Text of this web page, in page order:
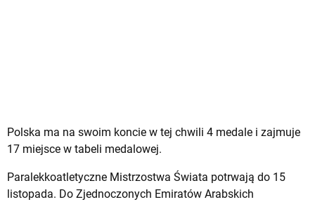
Polska ma na swoim koncie w tej chwili 4 medale i zajmuje
17 miejsce w tabeli medalowej.
Paralekkoatletyczne Mistrzostwa Świata potrwają do 15
listopada. Do Zjednoczonych Emiratów Arabskich